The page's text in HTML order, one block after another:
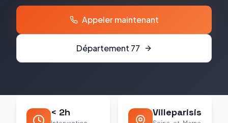
Appeler maintenant
Département 77
< 2h Villeparisis